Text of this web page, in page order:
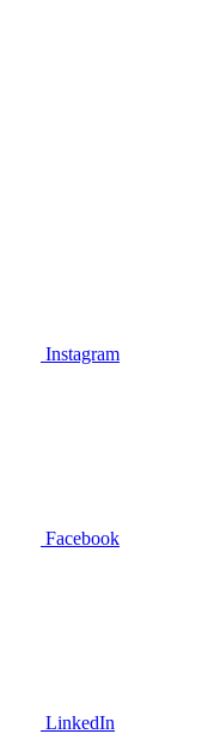
Instagram
Facebook
LinkedIn